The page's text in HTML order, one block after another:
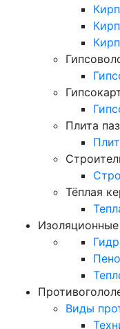
Плита
Тёплая
Виды